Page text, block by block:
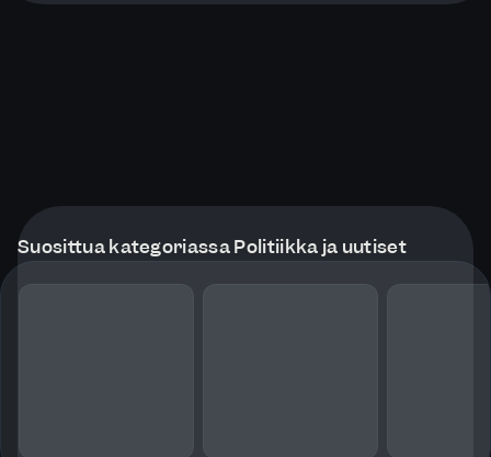
Suosittua kategoriassa Politiikka ja uutiset